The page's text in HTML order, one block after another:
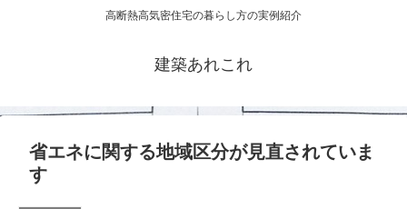
高断熱高気密住宅の暮らし方の実例紹介
建築あれこれ
省エネに関する地域区分が見直されていま
す